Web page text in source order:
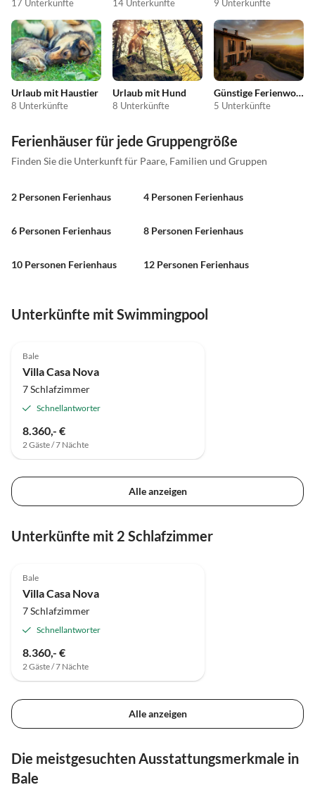
17 Unterkünfte 14 Unterkünfte 9 Unterkünfte
Urlaub mit Haustier
8 Unterkünfte
Urlaub mit Hund
8 Unterkünfte
Günstige Ferienwohnungen
5 Unterkünfte
Ferienhäuser für jede Gruppengröße
Finden Sie die Unterkunft für Paare, Familien und Gruppen
2 Personen Ferienhaus 4 Personen Ferienhaus
6 Personen Ferienhaus 8 Personen Ferienhaus
10 Personen Ferienhaus 12 Personen Ferienhaus
Unterkünfte mit Swimmingpool
Bale
Villa Casa Nova
7 Schlafzimmer
Schnellantworter
8.360,- €
2 Gäste / 7 Nächte
Alle anzeigen
Unterkünfte mit 2 Schlafzimmer
Bale
Villa Casa Nova
7 Schlafzimmer
Schnellantworter
8.360,- €
2 Gäste / 7 Nächte
Alle anzeigen
Die meistgesuchten Ausstattungsmerkmale in
Bale